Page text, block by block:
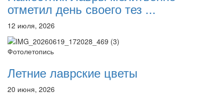
отметил день своего тез ...
12 июля, 2026
Фотолетопись
Летние лаврские цветы
20 июня, 2026